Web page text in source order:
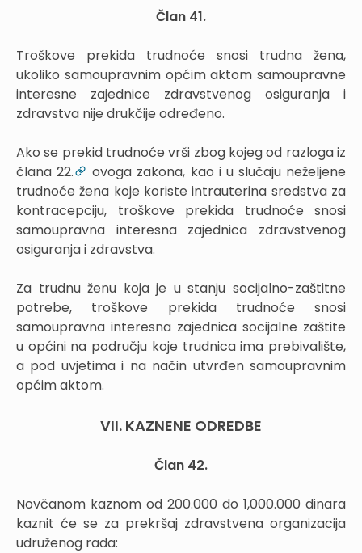
Član 41.
Troškove prekida trudnoće snosi trudna žena,
ukoliko samoupravnim općim aktom samoupravne
interesne zajednice zdravstvenog osiguranja i
zdravstva nije drukčije određeno.
Ako se prekid trudnoće vrši zbog kojeg od razloga iz
člana 22.
ovoga zakona, kao i u slučaju neželjene
trudnoće žena koje koriste intrauterina sredstva za
kontracepciju, troškove prekida trudnoće snosi
samoupravna interesna zajednica zdravstvenog
osiguranja i zdravstva.
Za trudnu ženu koja je u stanju socijalno-zaštitne
potrebe, troškove prekida trudnoće snosi
samoupravna interesna zajednica socijalne zaštite
u općini na području koje trudnica ima prebivalište,
a pod uvjetima i na način utvrđen samoupravnim
općim aktom.
VII. KAZNENE ODREDBE
Član 42.
Novčanom kaznom od 200.000 do 1,000.000 dinara
kaznit će se za prekršaj zdravstvena organizacija
udruženog rada: